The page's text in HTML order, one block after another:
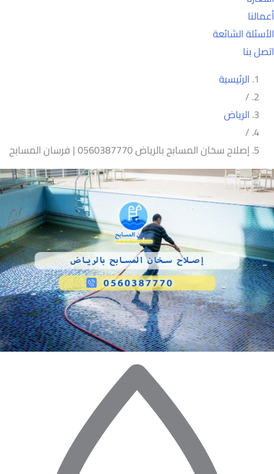
أعمالنا
الأسئلة الشائعة
اتصل بنا
الرئيسية
/
الرياض
/
إصلاح سخان المسابح بالرياض 0560387770 | فرسان المسابح